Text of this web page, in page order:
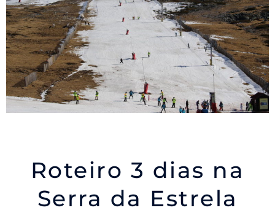
Roteiro 3 dias na
Serra da Estrela